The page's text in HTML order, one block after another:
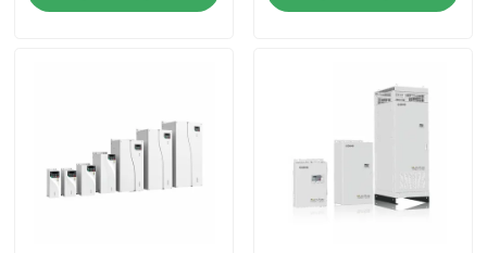
اخبار
درخواست نقل قول